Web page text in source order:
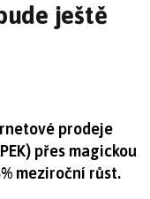
ještě
prodeje
přes magickou
meziroční růst.